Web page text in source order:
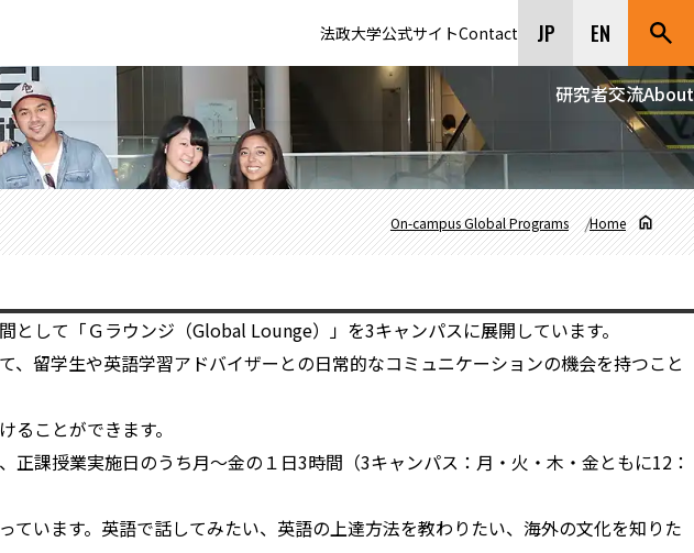
法政大学公式サイトContact JP EN
研究者交流About
Home
On-campus Global Programs
として「Ｇラウンジ（Global Lounge）」を3キャンパスに展開しています。
、留学生や英語学習アドバイザーとの日常的なコミュニケーションの機会を持つこと
ることができます。
正課授業実施日のうち月～金の１日3時間（3キャンパス：月・火・木・金ともに12：
ています。英語で話してみたい、英語の上達方法を教わりたい、海外の文化を知りた